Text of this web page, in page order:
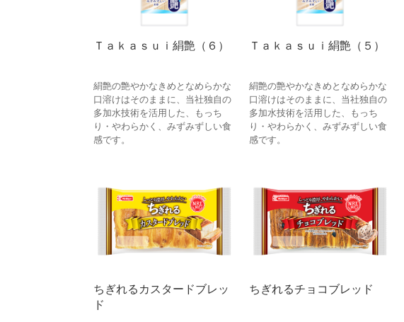
Ｔａｋａｓｕｉ絹艶（６）
絹艶の艶やかなきめとなめらかな
口溶けはそのままに、当社独自の
多加水技術を活用した、もっち
り・やわらかく、みずみずしい食
感です。
Ｔａｋａｓｕｉ絹艶（５）
絹艶の艶やかなきめとなめらかな
口溶けはそのままに、当社独自の
多加水技術を活用した、もっち
り・やわらかく、みずみずしい食
感です。
ちぎれるカスタードブレッ
ド
ちぎれるチョコブレッド